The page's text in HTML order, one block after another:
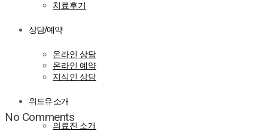
치료후기
상담/예약
온라인 상담
온라인 예약
지식인 상담
위드유 소개
의료진 소개
No Comments